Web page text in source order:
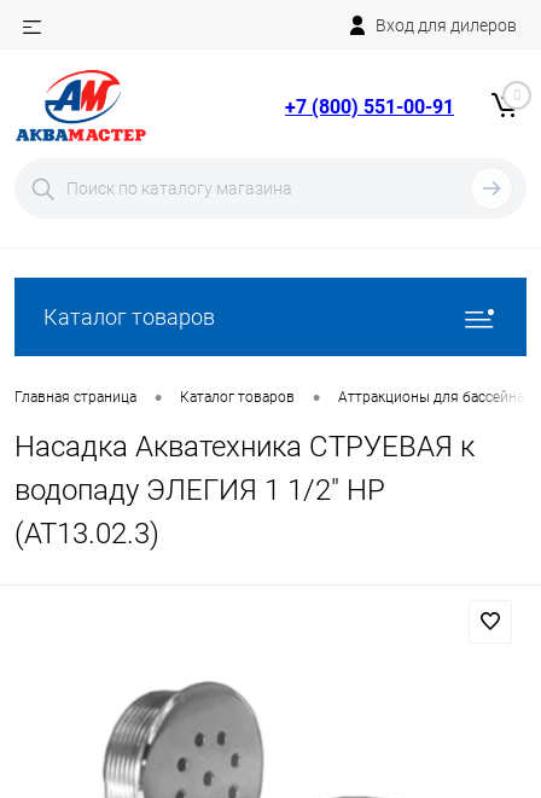
Вход для дилеров
+7 (800) 551-00-91 0
Каталог товаров
Главная страница • Каталог товаров • Аттракционы для бассейна
Насадка Акватехника СТРУЕВАЯ к
водопаду ЭЛЕГИЯ 1 1/2" НР
(AT13.02.3)